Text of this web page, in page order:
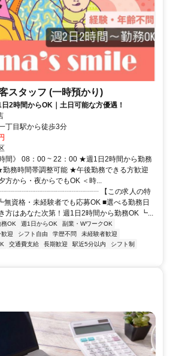
スタッフ (一時預かり)
2時間からOK｜土日可能な方優遇！
丁目駅から徒歩3分
間》 08：00 ~ 22：00 ★週1日2時間から勤務
務時間帯調整可能 ★午後勤務できる方歓迎
から・夜からでもOK ＜時...
【この求人の特
資格・未経験者でも応募OK ■選べる勤務日
はあなた次第！週1日2時間から勤務OK ┗...
OK 週1日からOK
副業・WワークOK
迎 シフト自由 学歴不問
未経験者歓迎
交通費支給 長期歓迎 駅近5分以内
シフト制